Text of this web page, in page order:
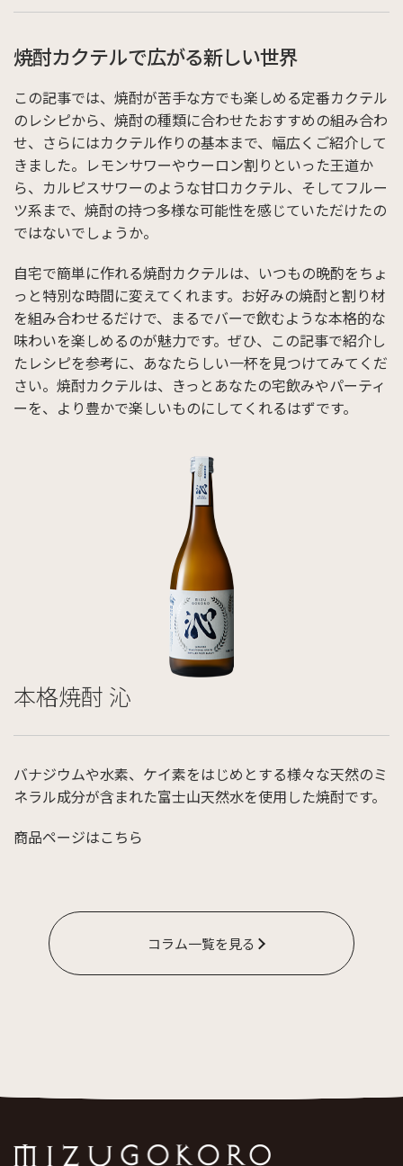
焼酎カクテルで広がる新しい世界
この記事では、焼酎が苦手な方でも楽しめる定番カクテル
のレシピから、焼酎の種類に合わせたおすすめの組み合わ
せ、さらにはカクテル作りの基本まで、幅広くご紹介して
きました。レモンサワーやウーロン割りといった王道か
ら、カルピスサワーのような甘口カクテル、そしてフルー
ツ系まで、焼酎の持つ多様な可能性を感じていただけたの
ではないでしょうか。
自宅で簡単に作れる焼酎カクテルは、いつもの晩酌をちょ
っと特別な時間に変えてくれます。お好みの焼酎と割り材
を組み合わせるだけで、まるでバーで飲むような本格的な
味わいを楽しめるのが魅力です。ぜひ、この記事で紹介し
たレシピを参考に、あなたらしい一杯を見つけてみてくだ
さい。焼酎カクテルは、きっとあなたの宅飲みやパーティ
ーを、より豊かで楽しいものにしてくれるはずです。
本格焼酎 沁
バナジウムや水素、ケイ素をはじめとする様々な天然のミ
ネラル成分が含まれた富士山天然水を使用した焼酎です。
商品ページはこちら
コラム一覧を見る